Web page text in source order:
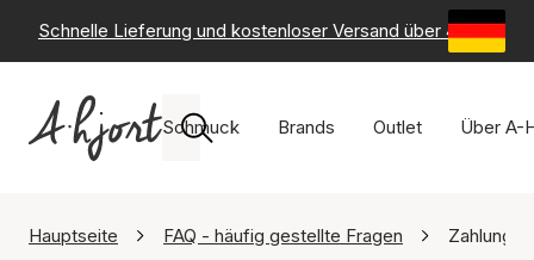
Schnelle Lieferung und kostenloser Versand über 49 € -
Schmuck Brands Outlet Über A-
Hauptseite FAQ - häufig gestellte Fragen Zahlung